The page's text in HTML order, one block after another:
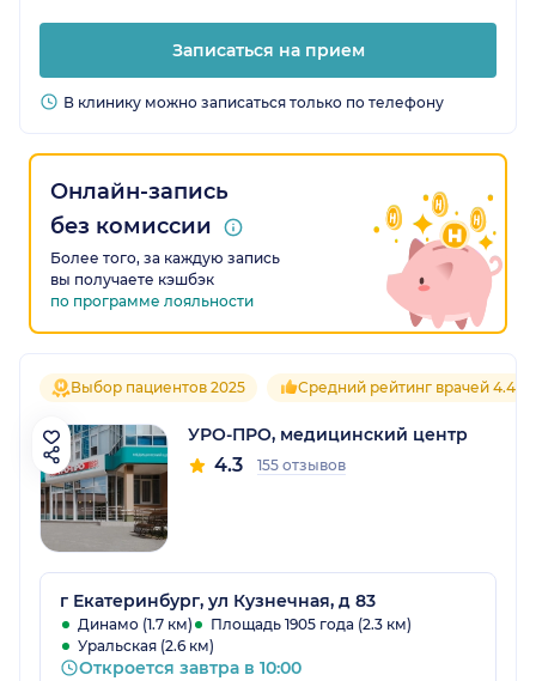
Записаться на прием
В клинику можно записаться только по телефону
Онлайн-запись
без комиссии
Более того, за каждую запись
вы получаете кэшбэк
по программе лояльности
Выбор пациентов 2025 Средний рейтинг врачей 4.4
УРО-ПРО, медицинский центр
4.3 155 отзывов
г Екатеринбург, ул Кузнечная, д 83
Динамо (1.7 км)
Площадь 1905 года (2.3 км)
Уральская (2.6 км)
Откроется завтра в 10:00